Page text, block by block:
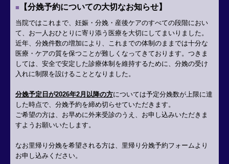
■ 【分娩予約についての大切なお知らせ】
当院ではこれまで、妊娠・分娩・産後ケアのすべての段階におい
て、お一人おひとりに寄り添う医療を大切にしてまいりました。
近年、分娩件数の増加により、これまでの体制のままでは十分な
医療・ケアの質を保つことが難しくなってきております。つきま
しては、安全で安定した診療体制を維持するために、分娩の受け
入れに制限を設けることとなりました。
分娩予定日が2026年2月以降の方については予定分娩数が上限に達
した時点で、分娩予約を締め切らせていただきます。
ご希望の方は、お早めに外来受診のうえ、お申し込みいただきま
すようお願いいたします。
なお里帰り分娩を希望される方は、里帰り分娩予約フォームより
お申し込みください。